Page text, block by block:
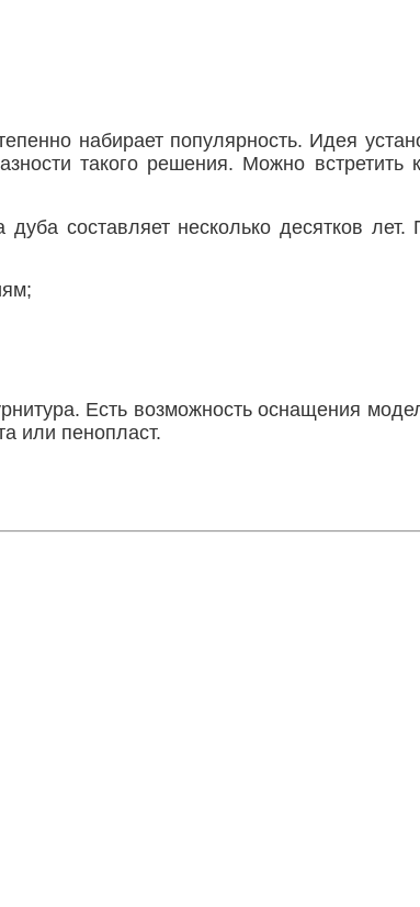
набирает популярность. Идея
такого решения. Можно встретить
составляет несколько десятков
Есть возможность оснащения
или пенопласт.